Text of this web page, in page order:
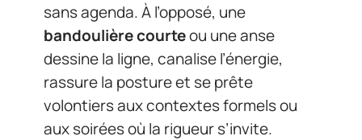
sans agenda. À l’opposé, une
bandoulière courteou une anse
dessine la ligne, canalise l’énergie,
rassure la posture et se prête
volontiers aux contextes formels ou
aux soirées où la rigueur s’invite.